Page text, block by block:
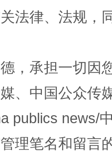
开幕 规模
法律、法规，
，承担一切因
、中国公众传
publics news/
理笔名和留言